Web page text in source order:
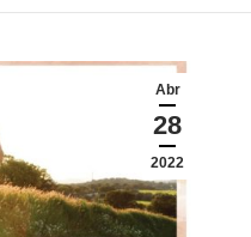
Abr
28
2022